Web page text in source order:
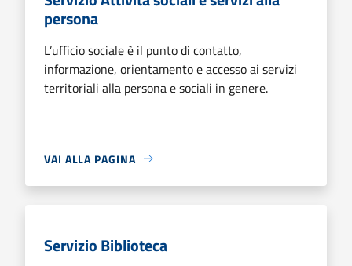
persona
L’ufficio sociale è il punto di contatto,
informazione, orientamento e accesso ai servizi
territoriali alla persona e sociali in genere.
VAI ALLA PAGINA
Servizio Biblioteca